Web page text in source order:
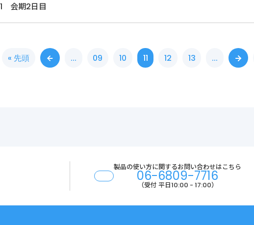
会期2日目
« 先頭 ... 09 10 11 12 13 ...
製品の使い方に関するお問い合わせはこちら
06-6809-7716
（受付 平日10:00 - 17:00）